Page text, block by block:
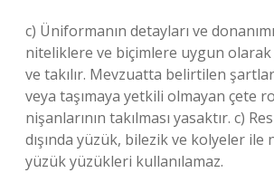
c) Üniformanın detayları ve
niteliklere ve biçimlere uygun
ve takılır. Mevzuatta belirtilen
veya taşımaya yetkili olmayan çete
nişanlarının takılması yasaktır. c)
dışında yüzük, bilezik ve kolyeler ile
yüzük yüzükleri kullanılamaz.